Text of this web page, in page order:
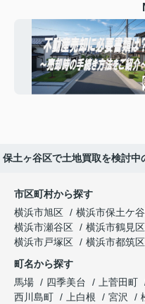
保土ヶ谷区で土地買取を検討
市区町村から探す
横浜市旭区
横浜市保土ケ
横浜市瀬谷区
横浜市鶴見区
横浜市戸塚区
横浜市都筑区
町名から探す
馬場
四季美台 上菅田町
西川島町
上白根 宮沢